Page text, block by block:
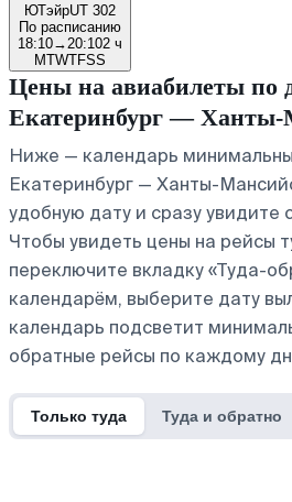
ЮТэйрUT 302
По расписанию
18:10→ 20:102 ч
MTWTFSS
Цены на авиабилеты по
Екатеринбург — Ханты-
Ниже — календарь
Екатеринбург — Ханты-
удобную дату и сразу увидите
Чтобы увидеть цены на рейсы
переключите вкладку «Туда-
календарём, выберите дату
календарь подсветит
обратные рейсы по каждому
Только туда Туда и обратно